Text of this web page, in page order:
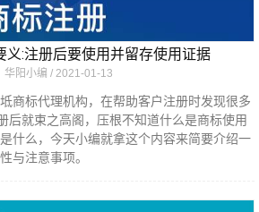
义:注册后要使用并留存使用证据
华阳小编 2021-01-13
商标代理机构，在帮助客户注册时发现很多
后就束之高阁，压根不知道什么是商标使用
什么，今天小编就拿这个内容来简要介绍一
与注意事项。